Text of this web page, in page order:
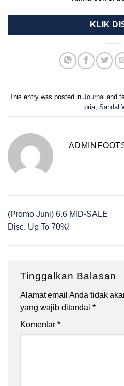
KLIK
This entry was posted in Journal and
pria, Sandal
(Promo Juni) 6.6 MID-SALE
Disc. Up To 70%!
Tinggalkan Balasan
Alamat email Anda tidak
yang wajib ditandai *
Komentar *